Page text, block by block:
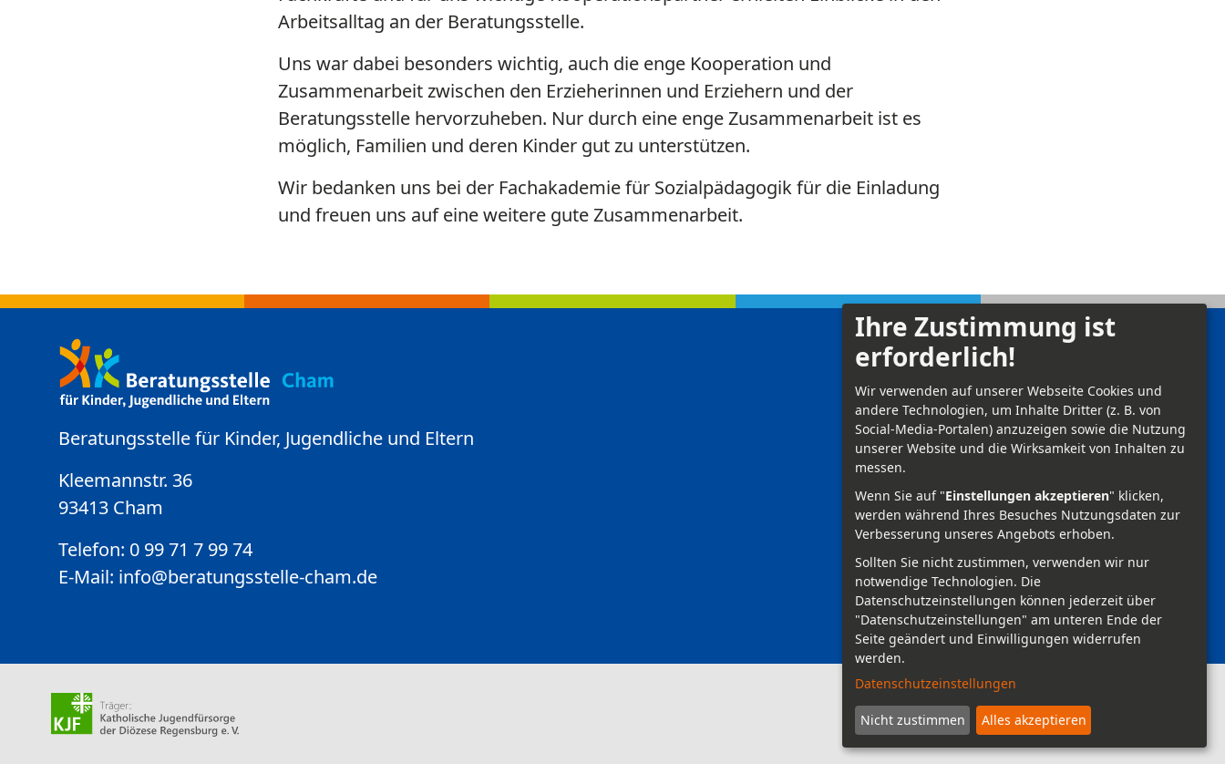
Arbeitsalltag an der Beratungsstelle.
Uns war dabei besonders wichtig, auch die enge Kooperation und
Zusammenarbeit zwischen den Erzieherinnen und Erziehern und der
Beratungsstelle hervorzuheben. Nur durch eine enge Zusammenarbeit ist es
möglich, Familien und deren Kinder gut zu unterstützen.
Wir bedanken uns bei der Fachakademie für Sozialpädagogik für die Einladung
und freuen uns auf eine weitere gute Zusammenarbeit.
Beratungsstelle für Kinder, Jugendliche und Eltern
Kleemannstr. 36
93413 Cham
Telefon: 0 99 71 7 99 74
E-Mail: info@beratungsstelle-cham.de
Kontakt
Impressum
Datenschutz
Anmelden
Ihre Zustimmung ist
erforderlich!
Wir verwenden auf unserer Webseite Cookies und
andere Technologien, um Inhalte Dritter (z. B. von
Social-Media-Portalen) anzuzeigen sowie die Nutzung
unserer Website und die Wirksamkeit von Inhalten zu
messen.
Wenn Sie auf "Einstellungen akzeptieren" klicken,
werden während Ihres Besuches Nutzungsdaten zur
Verbesserung unseres Angebots erhoben.
Sollten Sie nicht zustimmen, verwenden wir nur
notwendige Technologien. Die
Datenschutzeinstellungen können jederzeit über
"Datenschutzeinstellungen" am unteren Ende der
Seite geändert und Einwilligungen widerrufen
werden.
Datenschutzeinstellungen
Nicht zustimmen Alles akzeptieren